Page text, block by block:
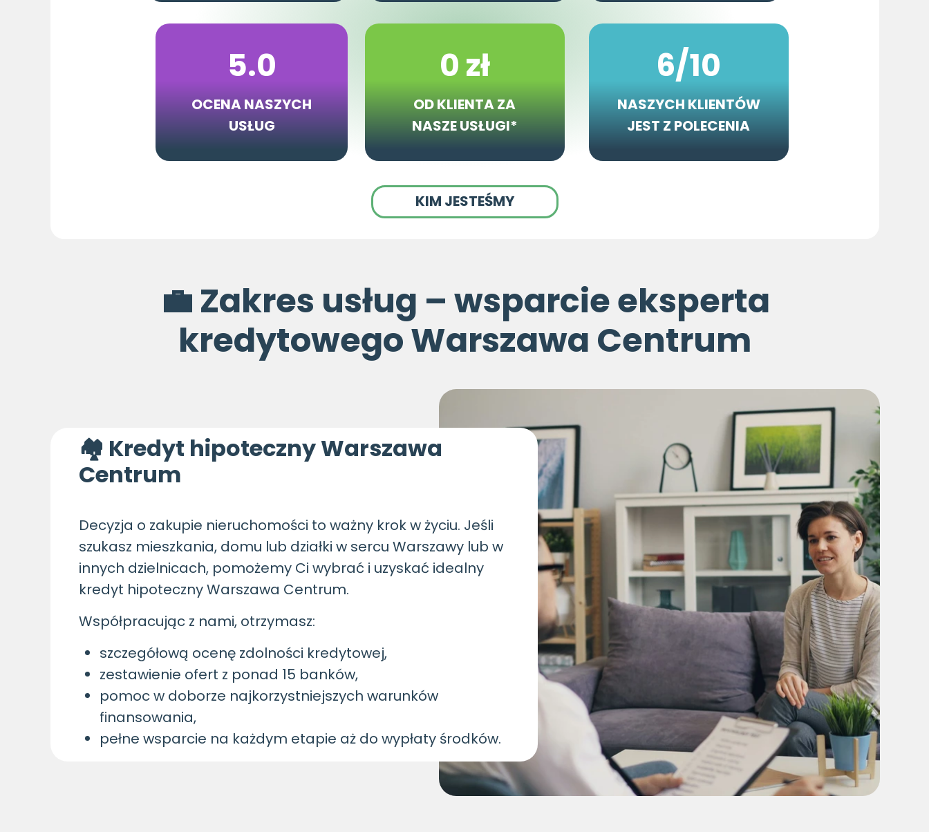
💼 Zakres usług – wsparcie eksperta
kredytowego Warszawa Centrum
🏘 Kredyt hipoteczny Warszawa
Centrum
Decyzja o zakupie nieruchomości to ważny krok w życiu. Jeśli
szukasz mieszkania, domu lub działki w sercu Warszawy lub w
innych dzielnicach, pomożemy Ci wybrać i uzyskać idealny
kredyt hipoteczny Warszawa Centrum.
Współpracując z nami, otrzymasz:
szczegółową ocenę zdolności kredytowej,
zestawienie ofert z ponad 15 banków,
pomoc w doborze najkorzystniejszych warunków
finansowania,
pełne wsparcie na każdym etapie aż do wypłaty środków.
KIM JESTEŚMY
5.0
OCENA NASZYCH
USŁUG
6/10
NASZYCH KLIENTÓW
JEST Z POLECENIA
0 zł
OD KLIENTA ZA
NASZE USŁUGI*